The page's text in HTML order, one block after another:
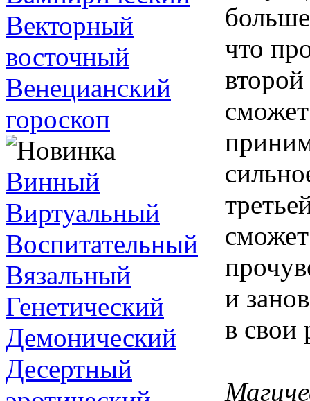
Векторный
восточный
Венецианский
гороскоп
Винный
Виртуальный
Воспитательный
Вязальный
Генетический
Демонический
Десертный
что
и
в свои